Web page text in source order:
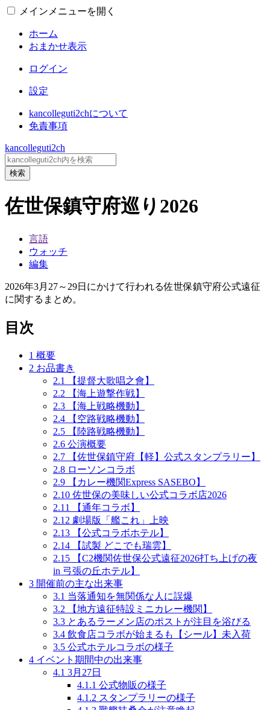
メインメニューを開く
ホーム
おまかせ表示
ログイン
設定
kancolleguti2chについて
免責事項
kancolleguti2ch
検索
佐世保鎮守府巡り2026
言語
ウォッチ
編集
2026年3月27～29日にかけて行われる佐世保鎮守府公式遠征
に関するまとめ。
目次
1 概要
2 お品書き
2.1
【提督大歌唱之會】
2.2
【海上遊撃作戦】
2.3
【海上戦略機動】
2.4
【空路戦略機動】
2.5
【陸路戦略機動】
2.6 公演概要
2.7
【佐世保鎮守府【軽】公式スタンプラリー】
2.8 ローソンコラボ
2.9
【カレー機関Express SASEBO】
2.10 佐世保の美味しい公式コラボ店2026
2.11
【通年コラボ】
2.12 劇場版「艦これ」上映
2.13
【公式コラボホテル】
2.14
【試製 どこでも瑞雲】
2.15
【C2機関佐世保公式遠征2026打ち上げの夜
in 弓張の丘ホテル】
3 開催前の主な出来事
3.1 当落通知を無関係な人に誤爆
3.2
【地方遠征特設ミニカレー機関】
3.3 とあるラーメン店のポストが注目を浴びる
3.4 飲食店コラボが始まるも【シール】未入荷
3.5 公式ホテルコラボの様子
4 イベント期間中の出来事
4.1 3月27日
4.1.1 公式物販の様子
4.1.2 スタンプラリーの様子